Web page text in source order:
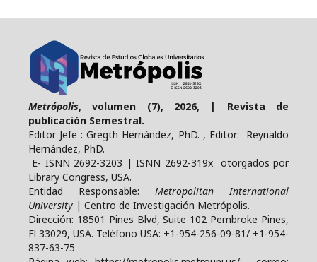
Metrópolis, volumen (7), 2026, | Revista de
publicación Semestral.
Editor Jefe : Gregth Hernández, PhD. , Editor: Reynaldo
Hernández, PhD.
E- ISNN 2692-3203 | ISNN 2692-319x otorgados por
Library Congress, USA.
Entidad Responsable: Metropolitan International
University | Centro de Investigación Metrópolis.
Dirección: 18501 Pines Blvd, Suite 102 Pembroke Pines,
Fl 33029, USA. Teléfono USA: +1-954-256-09-81/ +1-954-
837-63-75